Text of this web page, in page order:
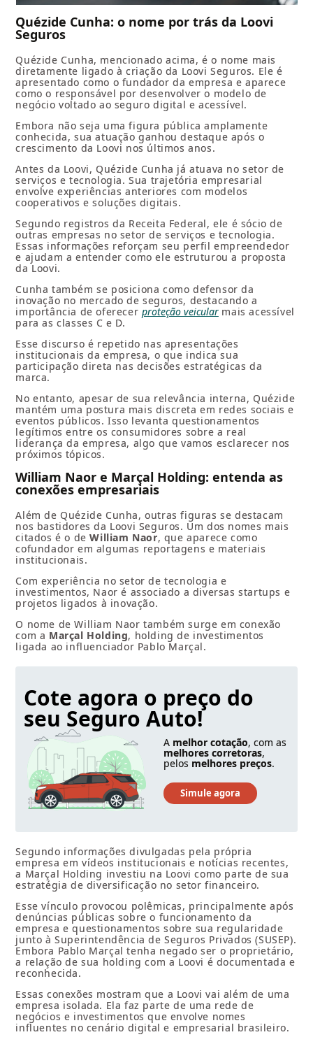
Quézide Cunha: o nome por trás da Loovi
Seguros
Quézide Cunha, mencionado acima, é o nome mais
diretamente ligado à criação da Loovi Seguros. Ele é
apresentado como o fundador da empresa e aparece
como o responsável por desenvolver o modelo de
negócio voltado ao seguro digital e acessível.
Embora não seja uma figura pública amplamente
conhecida, sua atuação ganhou destaque após o
crescimento da Loovi nos últimos anos.
Antes da Loovi, Quézide Cunha já atuava no setor de
serviços e tecnologia. Sua trajetória empresarial
envolve experiências anteriores com modelos
cooperativos e soluções digitais.
Segundo registros da Receita Federal, ele é sócio de
outras empresas no setor de serviços e tecnologia.
Essas informações reforçam seu perfil empreendedor
e ajudam a entender como ele estruturou a proposta
da Loovi.
Cunha também se posiciona como defensor da
inovação no mercado de seguros, destacando a
importância de oferecer proteção veicularmais acessível
para as classes C e D.
Esse discurso é repetido nas apresentações
institucionais da empresa, o que indica sua
participação direta nas decisões estratégicas da
marca.
No entanto, apesar de sua relevância interna, Quézide
mantém uma postura mais discreta em redes sociais e
eventos públicos. Isso levanta questionamentos
legítimos entre os consumidores sobre a real
liderança da empresa, algo que vamos esclarecer nos
próximos tópicos.
William Naor e Marçal Holding: entenda as
conexões empresariais
Além de Quézide Cunha, outras figuras se destacam
nos bastidores da Loovi Seguros. Um dos nomes mais
citados é o deWilliam Naor, que aparece como
cofundador em algumas reportagens e materiais
institucionais.
Com experiência no setor de tecnologia e
investimentos, Naor é associado a diversas startups e
projetos ligados à inovação.
O nome de William Naor também surge em conexão
com a Marçal Holding, holding de investimentos
ligada ao influenciador Pablo Marçal.
Cote agora o preço do
seu Seguro Auto!
A melhor cotação, com as
melhores corretoras,
pelos melhores preços.
Segundo informações divulgadas pela própria
empresa em vídeos institucionais e notícias recentes,
a Marçal Holding investiu na Loovi como parte de sua
estratégia de diversificação no setor financeiro.
Esse vínculo provocou polêmicas, principalmente após
denúncias públicas sobre o funcionamento da
empresa e questionamentos sobre sua regularidade
junto à Superintendência de Seguros Privados (SUSEP).
Embora Pablo Marçal tenha negado ser o proprietário,
a relação de sua holding com a Loovi é documentada e
reconhecida.
Essas conexões mostram que a Loovi vai além de uma
empresa isolada. Ela faz parte de uma rede de
negócios e investimentos que envolve nomes
influentes no cenário digital e empresarial brasileiro.